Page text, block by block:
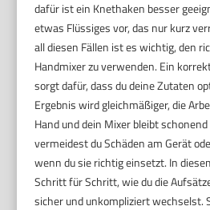
dafür ist ein Knethaken besser
etwas Flüssiges vor, das nur kurz
all diesen Fällen ist es wichtig, den
Handmixer zu verwenden. Ein
sorgt dafür, dass du deine Zutaten
Ergebnis wird gleichmäßiger, die
Hand und dein Mixer bleibt
vermeidest du Schäden am Gerät
wenn du sie richtig einsetzt. In
Schritt für Schritt, wie du die
sicher und unkompliziert wechselst.